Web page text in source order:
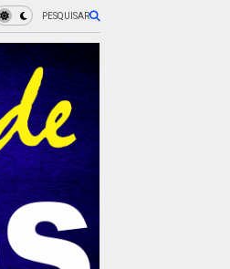
PESQUISAR